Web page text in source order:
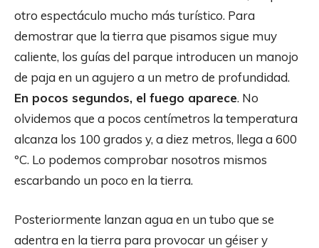
otro espectáculo mucho más turístico. Para
demostrar que la tierra que pisamos sigue muy
caliente, los guías del parque introducen un manojo
de paja en un agujero a un metro de profundidad.
En pocos segundos, el fuego aparece. No
olvidemos que a pocos centímetros la temperatura
alcanza los 100 grados y, a diez metros, llega a 600
ºC. Lo podemos comprobar nosotros mismos
escarbando un poco en la tierra.
Posteriormente lanzan agua en un tubo que se
adentra en la tierra para provocar un géiser y